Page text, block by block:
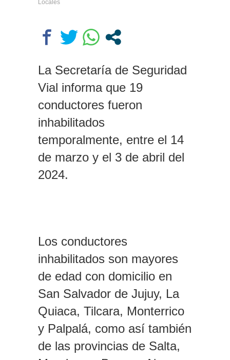
de un pozo en el patio de su casa
Caso Agostina: la querella pidió
hermana de Barrelier, principal
acusado por el crimen
Locales
La Secretaría de Seguridad
Vial informa que 19
conductores fueron
inhabilitados
temporalmente, entre el 14
de marzo y el 3 de abril del
2024.
Los conductores
inhabilitados son mayores
de edad con domicilio en
San Salvador de Jujuy, La
Quiaca, Tilcara, Monterrico
y Palpalá, como así también
de las provincias de Salta,